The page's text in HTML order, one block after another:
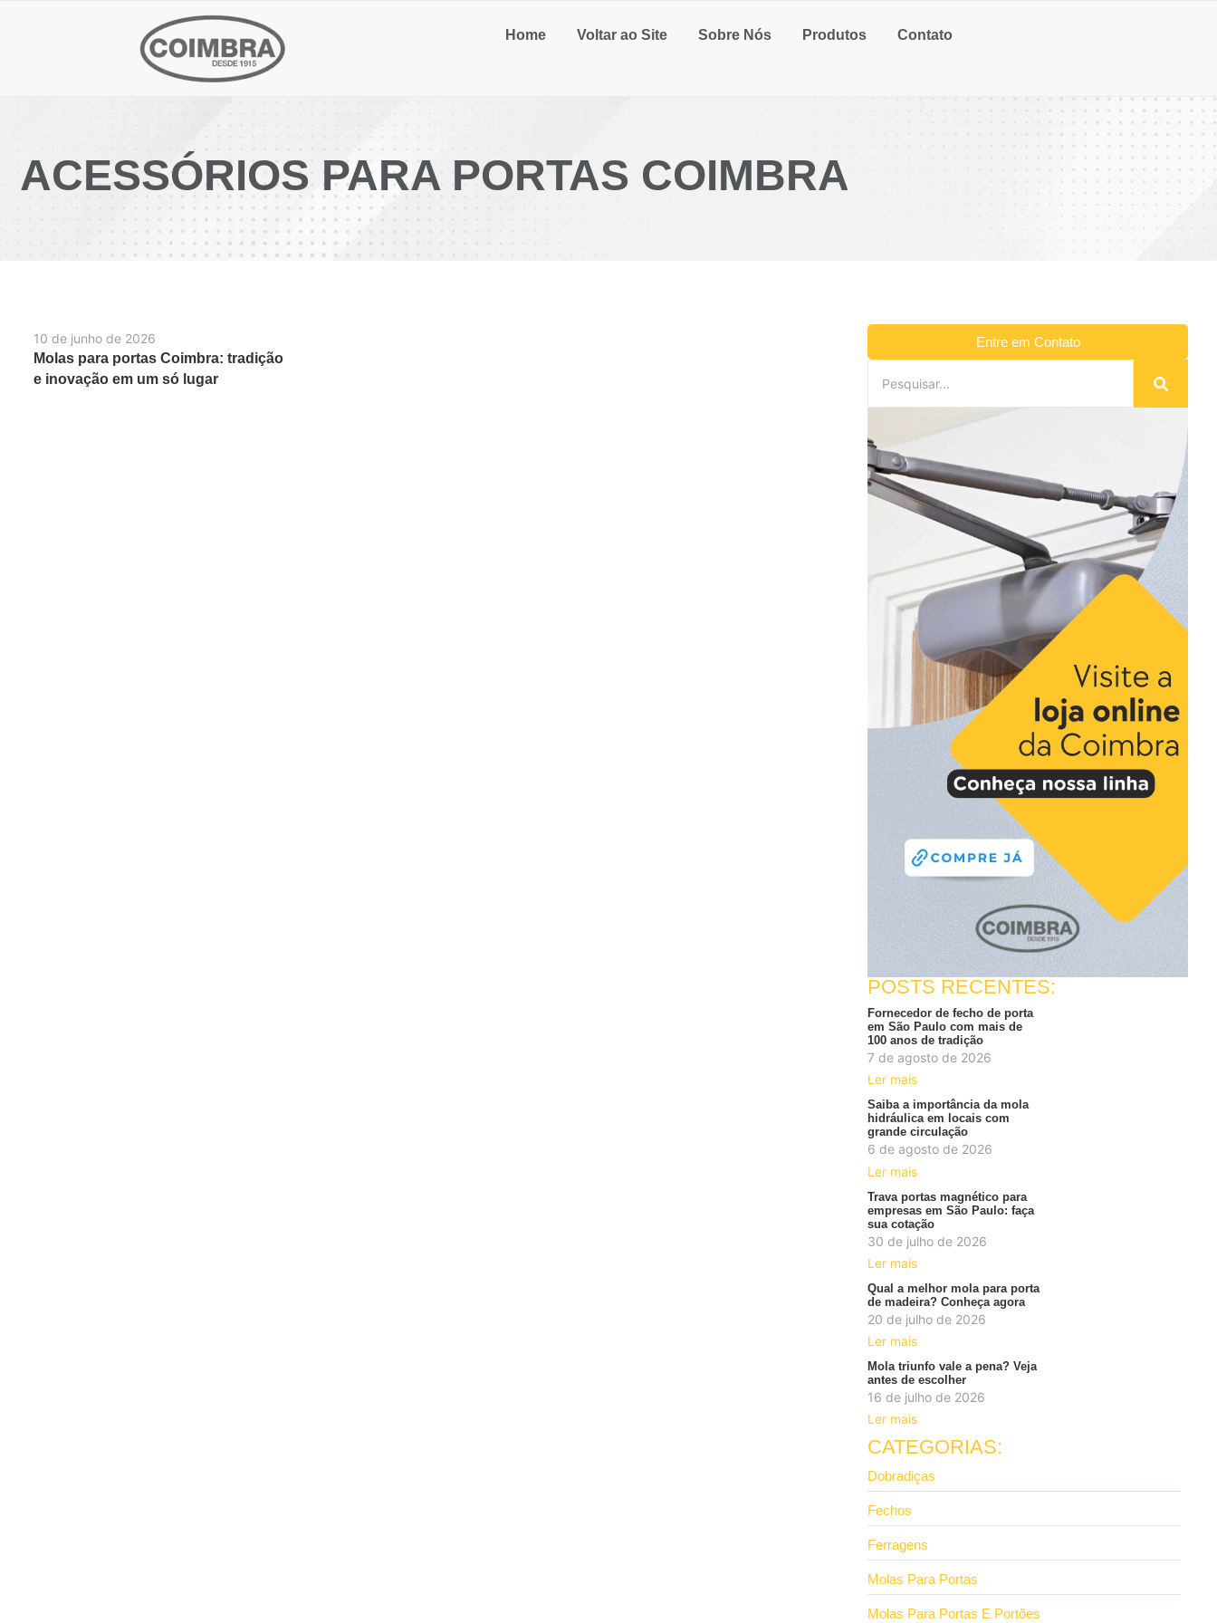
Home Voltar ao Site Sobre Nós Produtos Contato
ACESSÓRIOS PARA PORTAS COIMBRA
10 de junho de 2026
Molas para portas Coimbra: tradição
e inovação em um só lugar
Entre em Contato
POSTS RECENTES:
Fornecedor de fecho de porta
em São Paulo com mais de
100 anos de tradição
7 de agosto de 2026
Ler mais
Saiba a importância da mola
hidráulica em locais com
grande circulação
6 de agosto de 2026
Ler mais
Trava portas magnético para
empresas em São Paulo: faça
sua cotação
30 de julho de 2026
Ler mais
Qual a melhor mola para porta
de madeira? Conheça agora
20 de julho de 2026
Ler mais
Mola triunfo vale a pena? Veja
antes de escolher
16 de julho de 2026
Ler mais
CATEGORIAS:
Dobradiças
Fechos
Ferragens
Molas Para Portas
Molas Para Portas E Portões